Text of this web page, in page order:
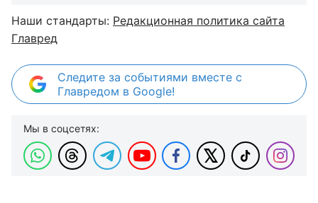
Наши стандарты: Редакционная политика сайта
Главред
Следите за событиями вместе с
Главредом в Google!
Мы в соцсетях: